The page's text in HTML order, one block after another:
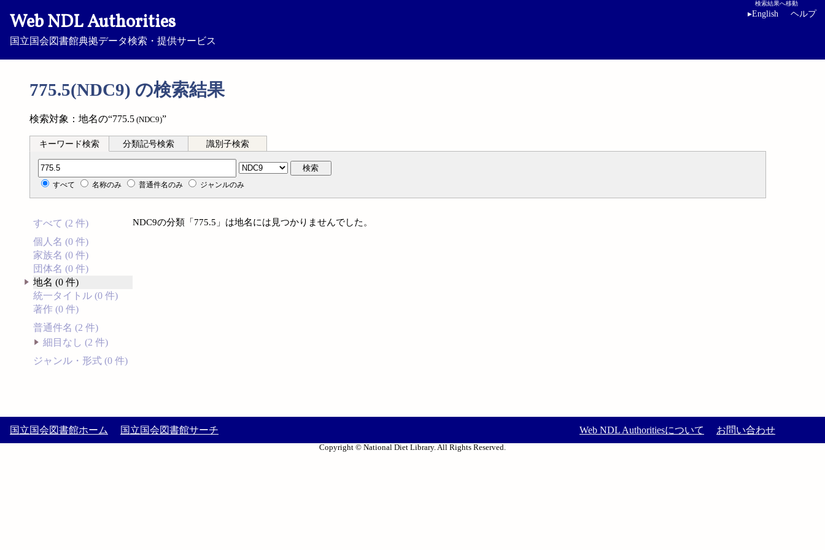
Web NDL Authorities
国立国会図書館典拠データ検索・提供サービス
検索結果へ移動
▸English ヘルプ
775.5(NDC9) の検索結果
検索対象：地名の“775.5 (NDC9)”
キーワード検索 分類記号検索 識別子検索
分類記号検索 検索
すべて 名称のみ 普通件名のみ ジャンルのみ
すべて (2 件)
個人名 (0 件)
家族名 (0 件)
団体名 (0 件)
地名 (0 件)
統一タイトル (0 件)
著作 (0 件)
普通件名 (2 件)
細目なし (2 件)
ジャンル・形式 (0 件)
NDC9の分類「775.5」は地名には見つかりませんでした。
国立国会図書館ホーム 国立国会図書館サーチ Web NDL Authoritiesについて お問い合わせ
Copyright © National Diet Library. All Rights Reserved.